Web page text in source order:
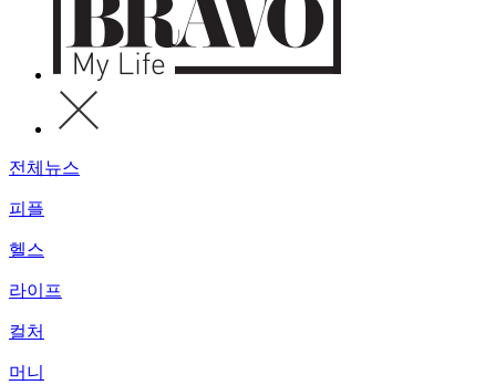
전체뉴스
피플
헬스
라이프
컬처
머니